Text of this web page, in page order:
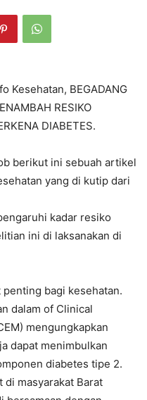
Kesehatan, BEGADANG
RESIKO
DIABETES.
berikut ini sebuah artikel
yang di kutip dari
kadar resiko
ini di laksanakan di
bagi kesehatan.
dalam of Clinical
mengungkapkan
dapat menimbulkan
diabetes tipe 2.
di masyarakat Barat